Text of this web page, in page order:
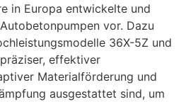
in Europa entwickelte und
vor. Dazu
36X-5Z und
effektiver
Materialförderung und
ausgestattet sind, um